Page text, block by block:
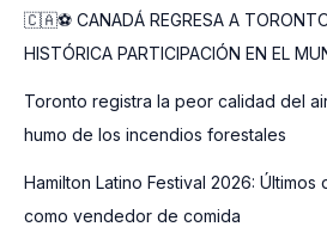
🇨🇦⚽ CANADÁ REGRESA A
HISTÓRICA PARTICIPACIÓN EN EL
Toronto registra la peor calidad del
humo de los incendios forestales
Hamilton Latino Festival 2026: Últimos
como vendedor de comida